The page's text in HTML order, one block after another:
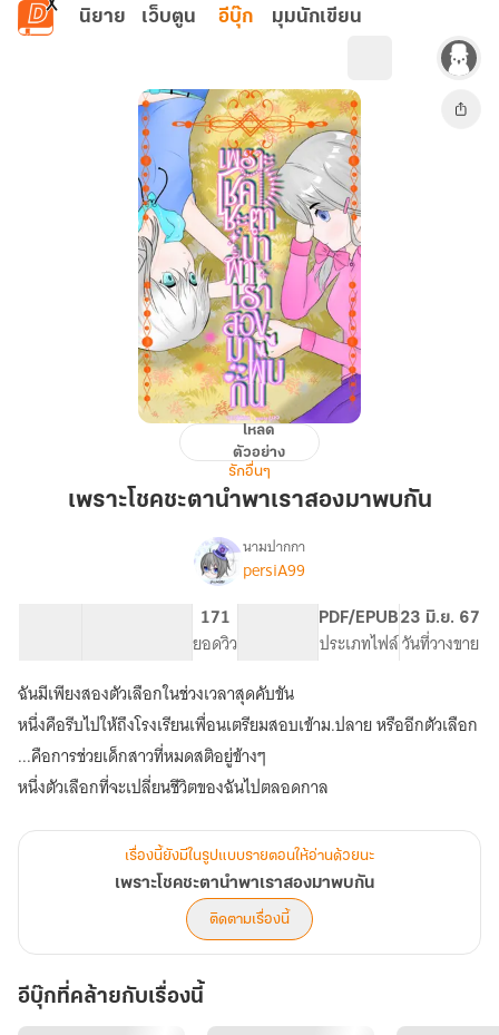
ข้ามไปยังเนื้อหาหลัก
นิยาย เว็บตูน อีบุ๊ก มุมนักเขียน
เพราะ
ชะตา
โหลด
ตัวอย่าง
รักอื่นๆ
เพราะโชคชะตานำพาเราสองมาพบกัน
เรื่อง
เรา
สอง
มา
พบ
กัน
นามปากกา
persiA99
171
ยอดวิว
PDF/EPUB
ประเภทไฟล์
23 มิ.ย. 67
วันที่วางขาย
ฉันมีเพียงสองตัวเลือกในช่วงเวลาสุดคับขัน
หนึ่งคือรีบไปให้ถึงโรงเรียนเพื่อนเตรียมสอบเข้าม.ปลาย หรืออีกตัวเลือก
...คือการช่วยเด็กสาวที่หมดสติอยู่ข้างๆ
หนึ่งตัวเลือกที่จะเปลี่ยนชีวิตของฉันไปตลอดกาล
เรื่องนี้ยังมีในรูปแบบรายตอนให้อ่านด้วยนะ
เพราะโชคชะตานำพาเราสองมาพบกัน
ติดตามเรื่องนี้
อีบุ๊กที่คล้ายกับเรื่องนี้